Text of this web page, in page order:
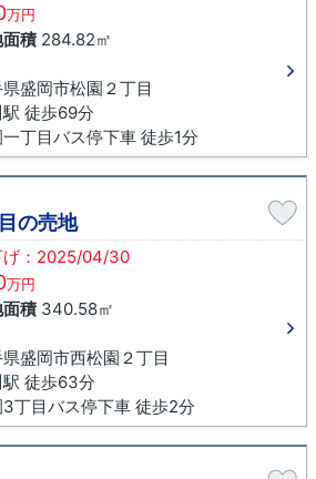
万円
積284.82㎡
盛岡市松園２丁目
駅 徒歩69分
丁目バス停下車 徒歩1分
の売地
げ：2025/04/30
万円
積340.58㎡
盛岡市西松園２丁目
駅 徒歩63分
丁目バス停下車 徒歩2分